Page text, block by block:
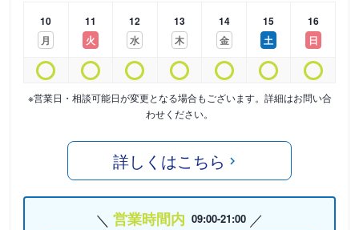
10
月
11
火
12
水
13
木
14
金
15
土
16
日
※営業日・相談可能日が変更となる場合もございます。詳細はお問い合
わせください。
詳しくはこちら
営業時間内 09:00-21:00